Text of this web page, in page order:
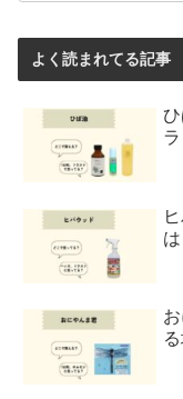
よく読まれてる記事